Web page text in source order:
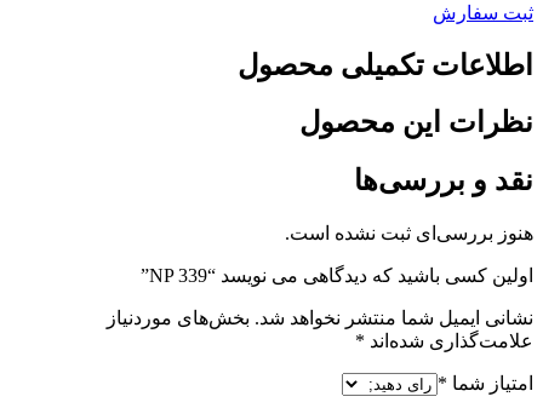
ثبت سفارش
اطلاعات تکمیلی محصول
نظرات این محصول
نقد و بررسی‌ها
هنوز بررسی‌ای ثبت نشده است.
اولین کسی باشید که دیدگاهی می نویسد “NP 339”
نشانی ایمیل شما منتشر نخواهد شد. بخش‌های موردنیاز
علامت‌گذاری شده‌اند *
امتیاز شما *